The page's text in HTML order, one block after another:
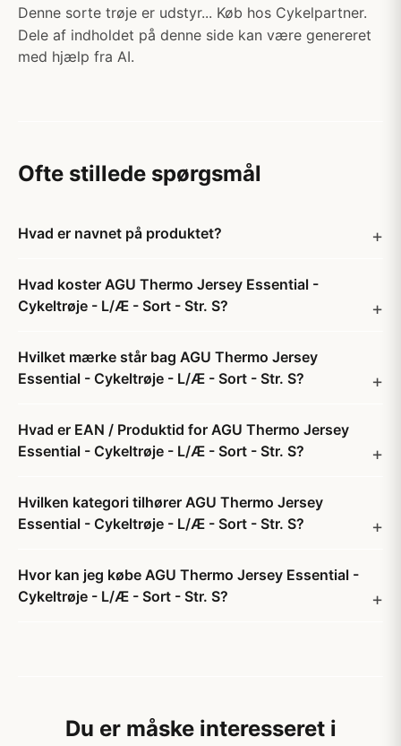
Denne sorte trøje er udstyr... Køb hos Cykelpartner.
Dele af indholdet på denne side kan være genereret
med hjælp fra AI.
Ofte stillede spørgsmål
Hvad er navnet på produktet?
Hvad koster AGU Thermo Jersey Essential -
Cykeltrøje - L/Æ - Sort - Str. S?
Hvilket mærke står bag AGU Thermo Jersey
Essential - Cykeltrøje - L/Æ - Sort - Str. S?
Hvad er EAN / Produktid for AGU Thermo Jersey
Essential - Cykeltrøje - L/Æ - Sort - Str. S?
Hvilken kategori tilhører AGU Thermo Jersey
Essential - Cykeltrøje - L/Æ - Sort - Str. S?
Hvor kan jeg købe AGU Thermo Jersey Essential -
Cykeltrøje - L/Æ - Sort - Str. S?
Du er måske interesseret i